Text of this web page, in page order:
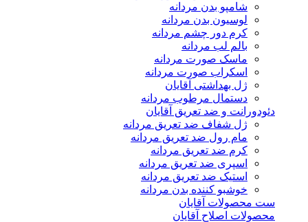
شامپو بدن مردانه
لوسیون بدن مردانه
کرم دور چشم مردانه
بالم لب مردانه
ماسک صورت مردانه
اسکراب صورت مردانه
ژل بهداشتی آقایان
دستمال مرطوب مردانه
دئودورانت و ضد تعریق آقایان
ژل شفاف ضد تعریق مردانه
مام رول ضد تعریق مردانه
کرم ضد تعریق مردانه
اسپری ضد تعریق مردانه
استیک ضد تعریق مردانه
خوشبو کننده بدن مردانه
ست محصولات آقایان
محصولات اصلاح آقایان